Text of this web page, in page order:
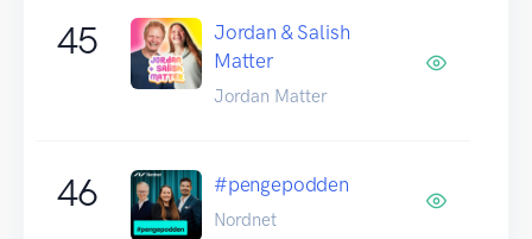
45
Jordan & Salish
Matter
Jordan Matter
46 #pengepodden
Nordnet